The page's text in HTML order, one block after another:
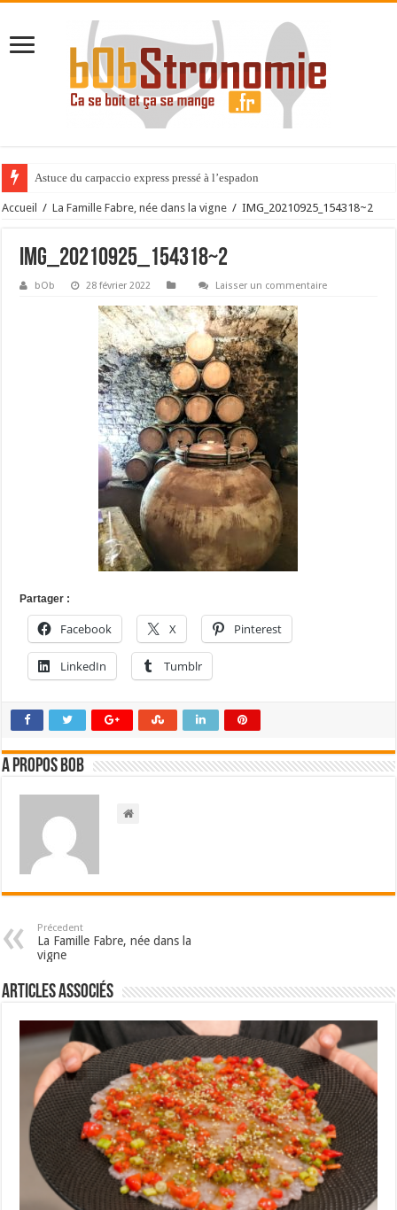
Astuce du carpaccio express pressé à l’espadon
Accueil / La Famille Fabre, née dans la vigne / IMG_20210925_154318~2
IMG_20210925_154318~2
bOb 28 février 2022 Laisser un commentaire
Partager :
Facebook X Pinterest
LinkedIn Tumblr
A propos bOb
Précedent
La Famille Fabre, née dans la
vigne
Articles associés